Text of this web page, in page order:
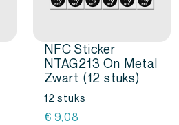
NFC Sticker
NTAG213 On Metal
Zwart (12 stuks)
12 stuks
€ 9,08